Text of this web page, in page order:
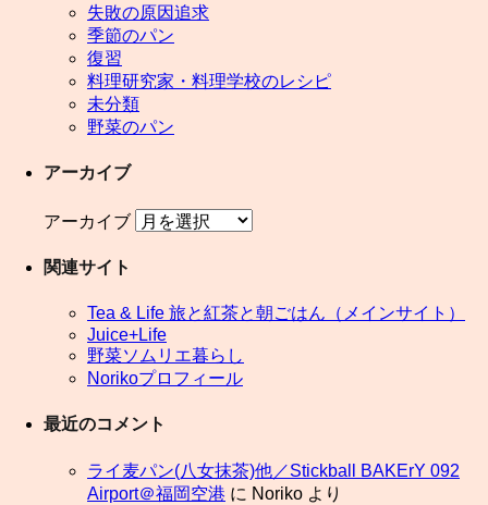
失敗の原因追求
季節のパン
復習
料理研究家・料理学校のレシピ
未分類
野菜のパン
アーカイブ
アーカイブ
関連サイト
Tea & Life 旅と紅茶と朝ごはん（メインサイト）
Juice+Life
野菜ソムリエ暮らし
Norikoプロフィール
最近のコメント
ライ麦パン(八女抹茶)他／Stickball BAKErY 092
Airport＠福岡空港 に Noriko より